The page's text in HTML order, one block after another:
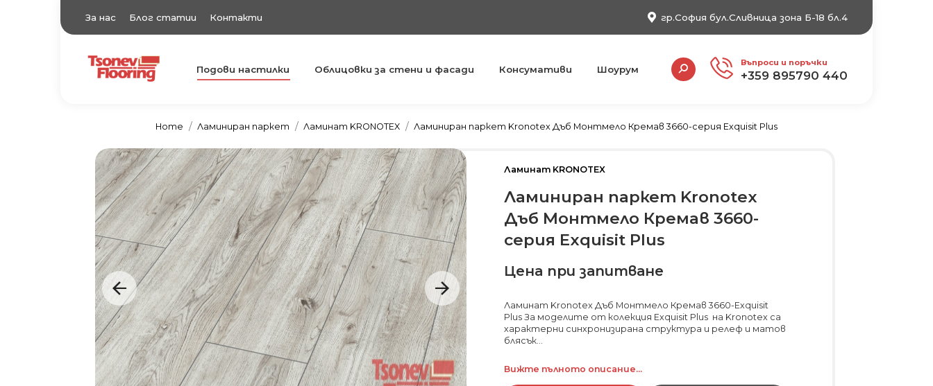
За нас Блог статии Контакти гр.София бул.Сливница зона Б-18 бл.4
TsonevFlooring
Подови настилки Подови настилки Облицовки за стени и фасади Консумативи Шоурум
Search: Въпроси и поръчки
+359 895790 440
You are here:
Home Ламиниран паркет Ламинат KRONOTEX Ламиниран паркет Kronotex Дъб Монтмело Кремав 3660-серия Exquisit Plus
Ламинат KRONOTEX
Ламиниран паркет Kronotex
Дъб Монтмело Кремав 3660-
серия Exquisit Plus
Цена при запитване
Ламинат Kronotex Дъб Монтмело Кремав 3660-Exquisit
Plus За моделите от колекция Exquisit Plus на Kronotex са
характерни синхронизирана структура и релеф и матов
блясък...
Вижте пълното описание...